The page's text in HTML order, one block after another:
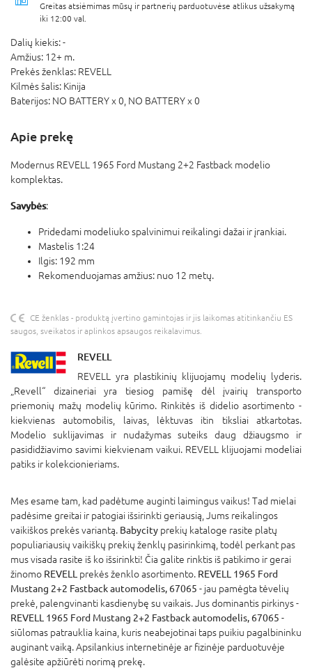
Greitas atsiėmimas mūsų ir partnerių parduotuvėse atlikus užsakymą
iki 12:00 val.
Dalių kiekis:-
Amžius: 12+ m.
Prekės ženklas: REVELL
Kilmės šalis: Kinija
Baterijos: NO BATTERY x 0, NO BATTERY x 0
Apie prekę
Modernus REVELL 1965 Ford Mustang 2+2 Fastback modelio
komplektas.
Savybės:
Pridedami modeliuko spalvinimui reikalingi dažai ir įrankiai.
Mastelis 1:24
Ilgis: 192 mm
Rekomenduojamas amžius: nuo 12 metų.
CE ženklas - produktą įvertino gamintojas ir jis laikomas atitinkančiu ES
saugos, sveikatos ir aplinkos apsaugos reikalavimus.
REVELL
REVELL yra plastikinių klijuojamų modelių lyderis.
„Revell“ dizaineriai yra tiesiog pamišę dėl įvairių transporto
priemonių mažų modelių kūrimo. Rinkitės iš didelio asortimento -
kiekvienas automobilis, laivas, lėktuvas itin tiksliai atkartotas.
Modelio suklijavimas ir nudažymas suteiks daug džiaugsmo ir
pasididžiavimo savimi kiekvienam vaikui. REVELL klijuojami modeliai
patiks ir kolekcionieriams.
Mes esame tam, kad padėtume auginti laimingus vaikus! Tad mielai
padėsime greitai ir patogiai išsirinkti geriausią, Jums reikalingos
vaikiškos prekės variantą. Babycity prekių kataloge rasite platų
populiariausių vaikiškų prekių ženklų pasirinkimą, todėl perkant pas
mus visada rasite iš ko išsirinkti! Čia galite rinktis iš patikimo ir gerai
žinomo REVELL prekės ženklo asortimento. REVELL 1965 Ford
Mustang 2+2 Fastback automodelis, 67065 - jau pamėgta tėvelių
prekė, palengvinanti kasdienybę su vaikais. Jus dominantis pirkinys -
REVELL 1965 Ford Mustang 2+2 Fastback automodelis, 67065 -
siūlomas patrauklia kaina, kuris neabejotinai taps puikiu pagalbininku
auginant vaiką. Apsilankius internetinėje ar fizinėje parduotuvėje
galėsite apžiūrėti norimą prekę.